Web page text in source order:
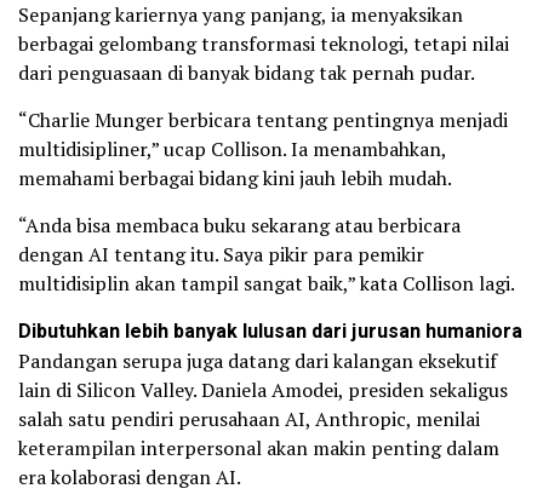
Sepanjang kariernya yang panjang, ia menyaksikan
berbagai gelombang transformasi teknologi, tetapi nilai
dari penguasaan di banyak bidang tak pernah pudar.
“Charlie Munger berbicara tentang pentingnya menjadi
multidisipliner,” ucap Collison. Ia menambahkan,
memahami berbagai bidang kini jauh lebih mudah.
“Anda bisa membaca buku sekarang atau berbicara
dengan AI tentang itu. Saya pikir para pemikir
multidisiplin akan tampil sangat baik,” kata Collison lagi.
Dibutuhkan lebih banyak lulusan dari jurusan humaniora
Pandangan serupa juga datang dari kalangan eksekutif
lain di Silicon Valley. Daniela Amodei, presiden sekaligus
salah satu pendiri perusahaan AI, Anthropic, menilai
keterampilan interpersonal akan makin penting dalam
era kolaborasi dengan AI.